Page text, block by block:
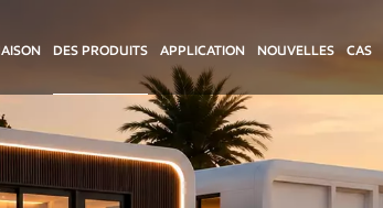
DES PRODUITS APPLICATION NOUVELLES CAS